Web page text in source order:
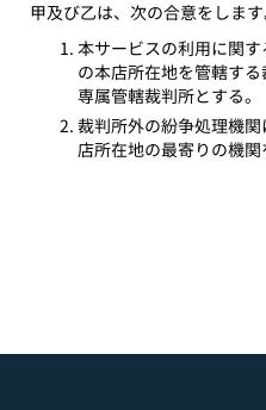
甲及び乙は、次の合意をします
本サービスの利用に関
の本店所在地を管轄す
専属管轄裁判所とする。
裁判所外の紛争処理機
店所在地の最寄りの機関